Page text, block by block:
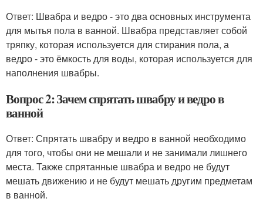
Ответ: Швабра и ведро - это два основных инструмента
для мытья пола в ванной. Швабра представляет собой
тряпку, которая используется для стирания пола, а
ведро - это ёмкость для воды, которая используется для
наполнения швабры.
Вопрос 2: Зачем спрятать швабру и ведро в
ванной
Ответ: Спрятать швабру и ведро в ванной необходимо
для того, чтобы они не мешали и не занимали лишнего
места. Также спрятанные швабра и ведро не будут
мешать движению и не будут мешать другим предметам
в ванной.